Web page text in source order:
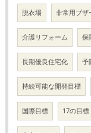
脱衣場 非常用ブザ
介護リフォーム 保
長期優良住宅化 予
持続可能な開発目標
国際目標 17の目標